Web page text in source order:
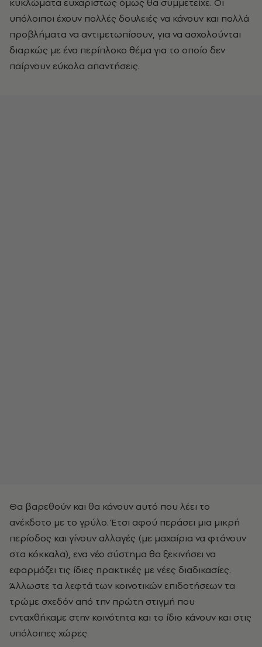
υπόλοιποι έχουν πολλές δουλειές να κάνουν και πολλά
προβλήματα να αντιμετωπίσουν, για να ασχολούνται
διαρκώς με ένα περίπλοκο θέμα για το οποίο δεν
παίρνουν εύκολα απαντήσεις.
Θα βαρεθούν και θα κάνουν αυτό που λέει το
ανέκδοτο με το γρύλο. Έτσι αφού περάσει μια μικρή
περίοδος και γίνουν αλλαγές (με μαχαίρια να φτάνουν
στα κόκκαλα), ενα νέο σύστημα θα ξεκινήσει να
εφαρμόζει τις ίδιες πρακτικές με νέες διαδικασίες.
Άλλωστε τα λεφτά των κοινοτικών επιδοτήσεων τα
τρώμε σχεδόν από την πρώτη στιγμή που
ενταχθήκαμε στην κοινότητα και το ίδιο κάνουν και στις
υπόλοιπες χώρες.